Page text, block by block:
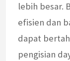
lebih besar.
efisien dan
dapat
pengisian